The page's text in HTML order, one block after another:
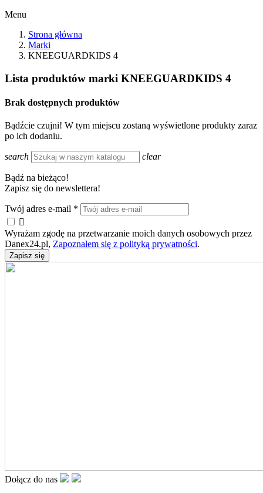
Menu
Strona główna
Marki
KNEEGUARDKIDS 4
Lista produktów marki KNEEGUARDKIDS 4
Brak dostępnych produktów
Bądźcie czujni! W tym miejscu zostaną wyświetlone produkty zaraz
po ich dodaniu.
search clear
Bądź na bieżąco!
Zapisz się do newslettera!
Twój adres e-mail *

Wyrażam zgodę na przetwarzanie moich danych osobowych przez
Danex24.pl, Zapoznałem się z polityką prywatności.
Dołącz do nas